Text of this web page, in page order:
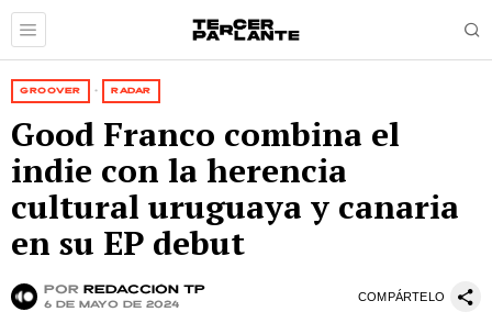
GROOVER · RADAR
Good Franco combina el
indie con la herencia
cultural uruguaya y canaria
en su EP debut
por Redacción TP
6 de mayo de 2024
COMPÁRTELO